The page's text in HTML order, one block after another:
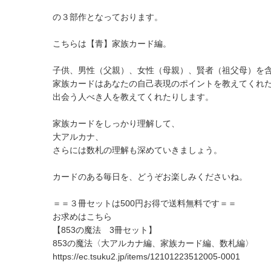
の３部作となっております。
こちらは【青】家族カード編。
子供、男性（父親）、女性（母親）、賢者（祖父母）を
家族カードはあなたの自己表現のポイントを教えてくれた
出会う人べき人を教えてくれたりします。
家族カードをしっかり理解して、
大アルカナ、
さらには数札の理解も深めていきましょう。
カードのある毎日を、どうぞお楽しみくださいね。
＝＝３冊セットは500円お得で送料無料です＝＝
お求めはこちら
【853の魔法 3冊セット】
853の魔法〈大アルカナ編、家族カード編、数札編〉
https://ec.tsuku2.jp/items/12101223512005-0001